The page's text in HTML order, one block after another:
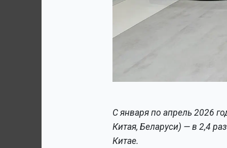
С января по апрель 2026
Китая, Беларуси) — в 2,4
Китае.